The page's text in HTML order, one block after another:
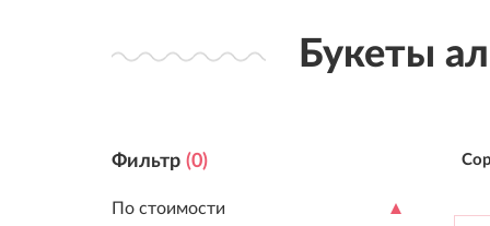
Букеты
Фильтр (0)
По стоимости